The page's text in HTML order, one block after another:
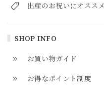
出産のお祝いにオススメ
SHOP INFO
お買い物ガイド
お得なポイント制度